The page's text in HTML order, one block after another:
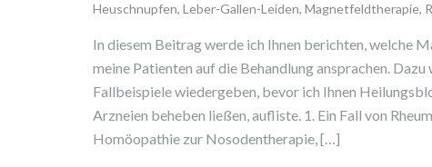
Heuschnupfen, Leber-Gallen-Leiden, Magnetfeldtherapie,
In diesem Beitrag werde ich Ihnen berichten, welche
meine Patienten auf die Behandlung ansprachen.
Fallbeispiele wiedergeben, bevor ich Ihnen
Arzneien beheben ließen, aufliste. 1. Ein Fall von
Homöopathie zur Nosodentherapie, […]